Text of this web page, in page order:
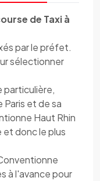
de Taxi à
par le préfet.
sélectionner
particulière,
et de sa
Haut Rhin
et donc le plus
à l'avance pour